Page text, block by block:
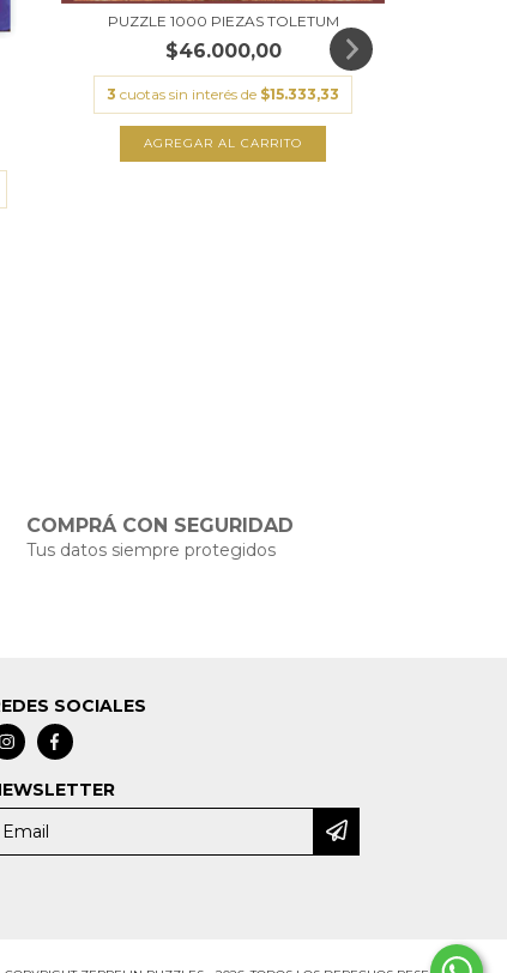
PUZZLE 1000 PIEZAS TOLETUM
$46.000,00
3 cuotas sin interés de $15.333,33
COMPRÁ CON SEGURIDAD
Tus datos siempre protegidos
SOCIALES